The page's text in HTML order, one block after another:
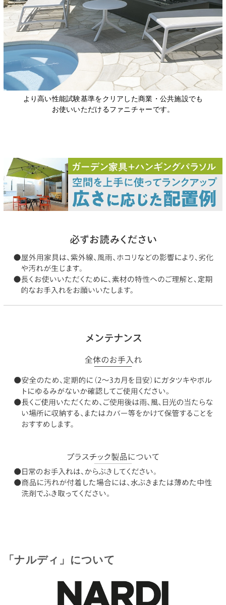
より高い性能試験基準をクリアした商業・公共施設でも
お使いいただけるファニチャーです。
「ナルディ」について